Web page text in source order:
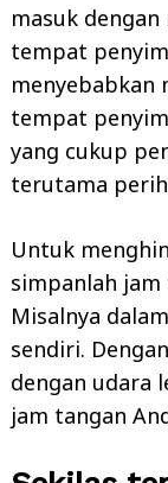
masuk
tempat
menyebabkan
tempat
yang cukup
terutama
Untuk
simpanlah
Misalnya
sendiri.
dengan udara
jam tangan